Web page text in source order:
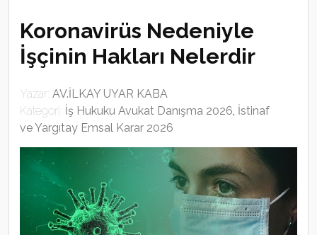
Koronavirüs Nedeniyle
İşçinin Hakları Nelerdir
Yazar: AV.İLKAY UYAR KABA
Kategori: İş Hukuku Avukat Danışma 2026, İstinaf
ve Yargıtay Emsal Karar 2026